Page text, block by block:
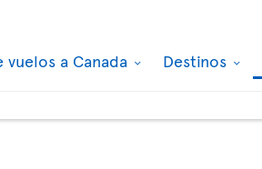
a Canada Destinos